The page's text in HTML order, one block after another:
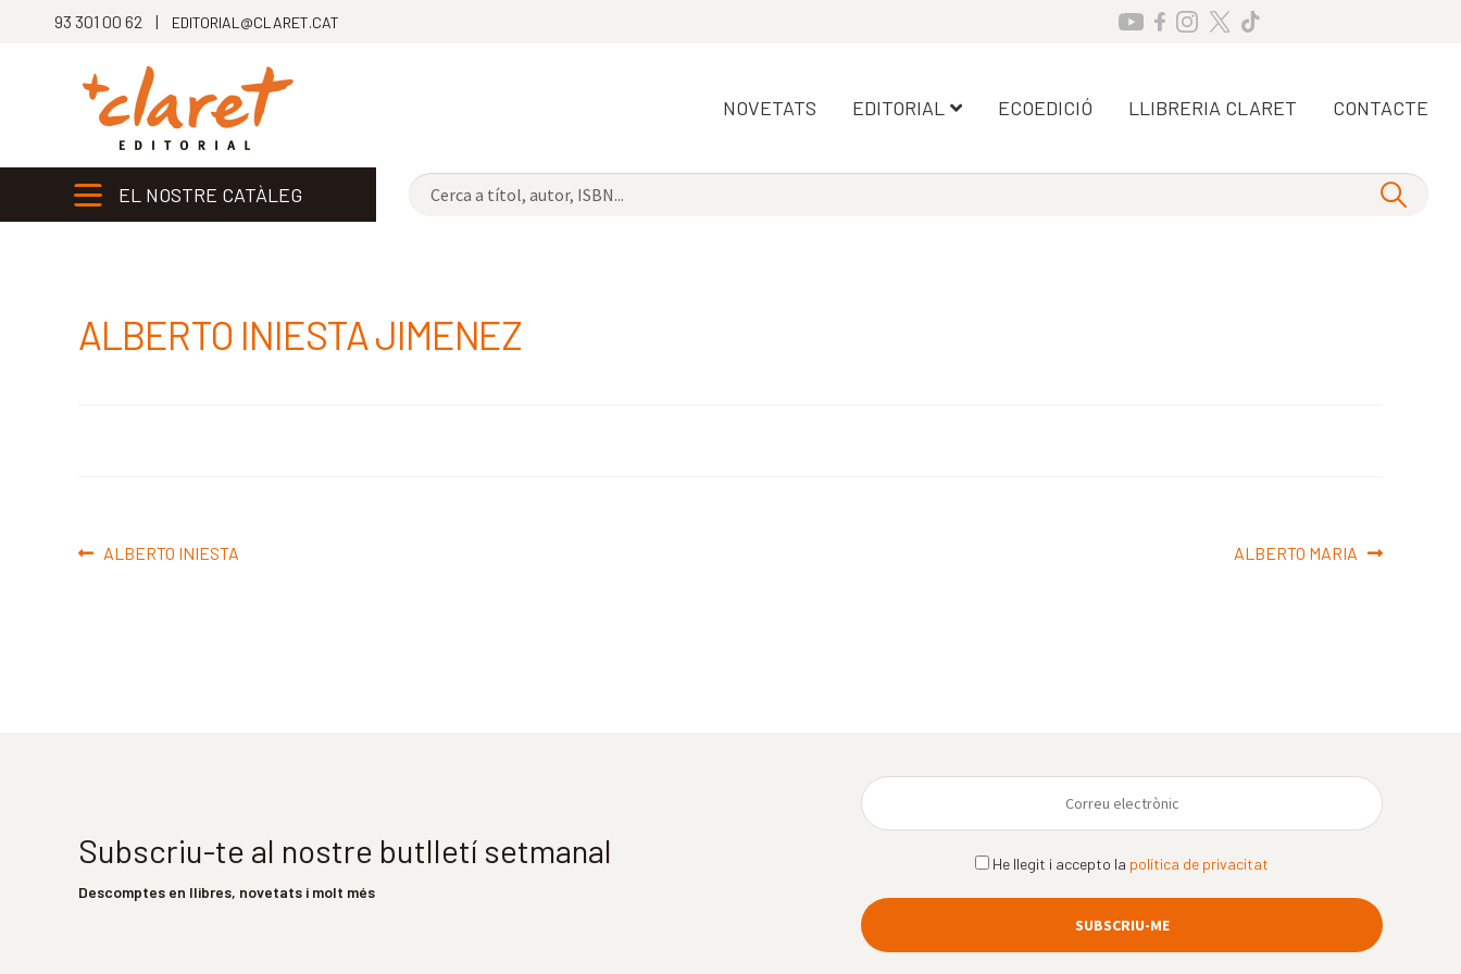
93 301 00 62 | EDITORIAL@CLARET.CAT
NOVETATS EDITORIAL ECOEDICIÓ LLIBRERIA CLARET CONTACTE
EL NOSTRE CATÀLEG
ALBERTO INIESTA JIMENEZ
Navegació
Entrada
ALBERTO INIESTA
Pròxima
ALBERTO MARIA
Subscriu-te al nostre butlletí setmanal
Descomptes en llibres, novetats i molt més
He llegit i accepto la política de privacitat